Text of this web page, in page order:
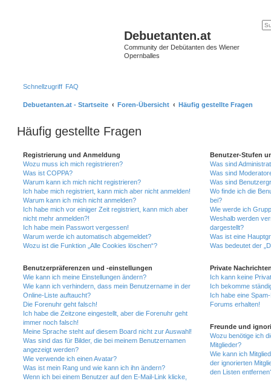
Debuetanten.at
Community der Debütanten des Wiener
Opernballes
Schnellzugriff FAQ
Debuetanten.at - Startseite Foren-Übersicht Häufig gestellte Fragen
Häufig gestellte Fragen
Registrierung und Anmeldung
Wozu muss ich mich registrieren?
Was ist COPPA?
Warum kann ich mich nicht registrieren?
Ich habe mich registriert, kann mich aber nicht anmelden!
Warum kann ich mich nicht anmelden?
Ich habe mich vor einiger Zeit registriert, kann mich aber
nicht mehr anmelden?!
Ich habe mein Passwort vergessen!
Warum werde ich automatisch abgemeldet?
Wozu ist die Funktion „Alle Cookies löschen“?
Benutzerpräferenzen und -einstellungen
Wie kann ich meine Einstellungen ändern?
Wie kann ich verhindern, dass mein Benutzername in der
Online-Liste auftaucht?
Die Forenuhr geht falsch!
Ich habe die Zeitzone eingestellt, aber die Forenuhr geht
immer noch falsch!
Meine Sprache steht auf diesem Board nicht zur Auswahl!
Was sind das für Bilder, die bei meinem Benutzernamen
angezeigt werden?
Wie verwende ich einen Avatar?
Was ist mein Rang und wie kann ich ihn ändern?
Wenn ich bei einem Benutzer auf den E-Mail-Link klicke,
Benutzer-Stufen
Was sind
Was sind
Was sind
Wo finde ich die
bei?
Wie werde ich
Weshalb werden
dargestellt?
Was ist eine
Was bedeutet der
Private
Ich kann keine
Ich bekomme
Ich habe eine
Forums erhalten!
Freunde und
Wozu benötige ich
Mitglieder?
Wie kann ich
der ignorierten
den Listen